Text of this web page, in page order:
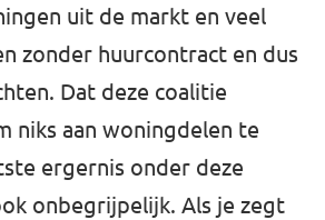
uit de markt en veel
zonder huurcontract en dus
Dat deze coalitie
niks aan woningdelen te
ergernis onder deze
onbegrijpelijk. Als je zegt